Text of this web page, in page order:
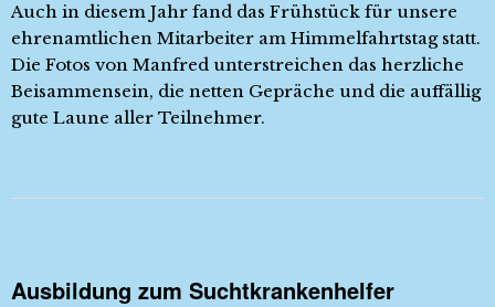
Auch in diesem Jahr fand das Frühstück für unsere
ehrenamtlichen Mitarbeiter am Himmelfahrtstag statt.
Die Fotos von Manfred unterstreichen das herzliche
Beisammensein, die netten Gepräche und die auffällig
gute Laune aller Teilnehmer.
Ausbildung zum Suchtkrankenhelfer